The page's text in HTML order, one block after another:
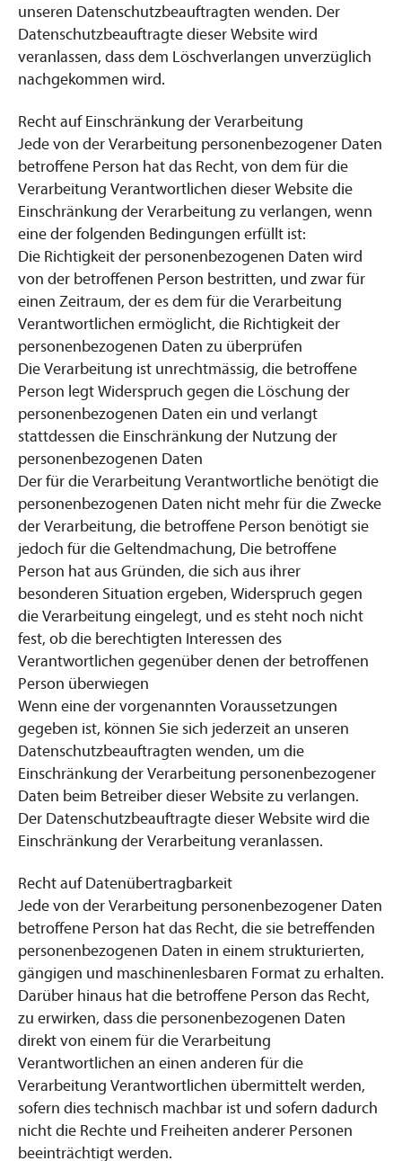
unseren Datenschutzbeauftragten wenden. Der
Datenschutzbeauftragte dieser Website wird
veranlassen, dass dem Löschverlangen unverzüglich
nachgekommen wird.
Recht auf Einschränkung der Verarbeitung
Jede von der Verarbeitung personenbezogener Daten
betroffene Person hat das Recht, von dem für die
Verarbeitung Verantwortlichen dieser Website die
Einschränkung der Verarbeitung zu verlangen, wenn
eine der folgenden Bedingungen erfüllt ist:
Die Richtigkeit der personenbezogenen Daten wird
von der betroffenen Person bestritten, und zwar für
einen Zeitraum, der es dem für die Verarbeitung
Verantwortlichen ermöglicht, die Richtigkeit der
personenbezogenen Daten zu überprüfen
Die Verarbeitung ist unrechtmässig, die betroffene
Person legt Widerspruch gegen die Löschung der
personenbezogenen Daten ein und verlangt
stattdessen die Einschränkung der Nutzung der
personenbezogenen Daten
Der für die Verarbeitung Verantwortliche benötigt die
personenbezogenen Daten nicht mehr für die Zwecke
der Verarbeitung, die betroffene Person benötigt sie
jedoch für die Geltendmachung, Die betroffene
Person hat aus Gründen, die sich aus ihrer
besonderen Situation ergeben, Widerspruch gegen
die Verarbeitung eingelegt, und es steht noch nicht
fest, ob die berechtigten Interessen des
Verantwortlichen gegenüber denen der betroffenen
Person überwiegen
Wenn eine der vorgenannten Voraussetzungen
gegeben ist, können Sie sich jederzeit an unseren
Datenschutzbeauftragten wenden, um die
Einschränkung der Verarbeitung personenbezogener
Daten beim Betreiber dieser Website zu verlangen.
Der Datenschutzbeauftragte dieser Website wird die
Einschränkung der Verarbeitung veranlassen.
Recht auf Datenübertragbarkeit
Jede von der Verarbeitung personenbezogener Daten
betroffene Person hat das Recht, die sie betreffenden
personenbezogenen Daten in einem strukturierten,
gängigen und maschinenlesbaren Format zu erhalten.
Darüber hinaus hat die betroffene Person das Recht,
zu erwirken, dass die personenbezogenen Daten
direkt von einem für die Verarbeitung
Verantwortlichen an einen anderen für die
Verarbeitung Verantwortlichen übermittelt werden,
sofern dies technisch machbar ist und sofern dadurch
nicht die Rechte und Freiheiten anderer Personen
beeinträchtigt werden.